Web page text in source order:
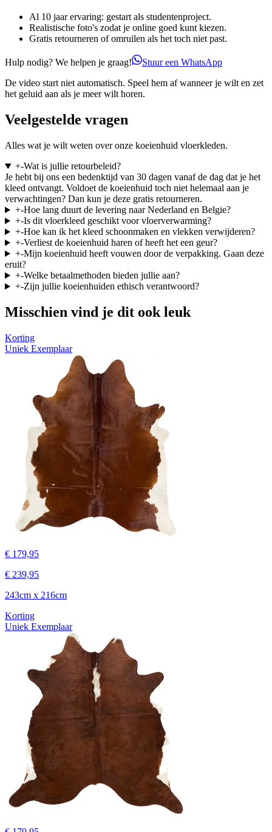
Al 10 jaar ervaring: gestart als studentenproject.
Realistische foto's zodat je online goed kunt kiezen.
Gratis retourneren of omruilen als het toch niet past.
Hulp nodig? We helpen je graag!
Stuur een WhatsApp
De video start niet automatisch. Speel hem af wanneer je wilt en zet
het geluid aan als je meer wilt horen.
Veelgestelde vragen
Alles wat je wilt weten over onze koeienhuid vloerkleden.
+-Wat is jullie retourbeleid?
Je hebt bij ons een bedenktijd van 30 dagen vanaf de dag dat je het
kleed ontvangt. Voldoet de koeienhuid toch niet helemaal aan je
verwachtingen? Dan kun je deze gratis retourneren.
+-Hoe lang duurt de levering naar Nederland en Belgie?
+-Is dit vloerkleed geschikt voor vloerverwarming?
+-Hoe kan ik het kleed schoonmaken en vlekken verwijderen?
+-Verliest de koeienhuid haren of heeft het een geur?
+-Mijn koeienhuid heeft vouwen door de verpakking. Gaan deze
eruit?
+-Welke betaalmethoden bieden jullie aan?
+-Zijn jullie koeienhuiden ethisch verantwoord?
Misschien vind je dit ook leuk
Korting
Uniek Exemplaar
€ 179,95
€ 239,95
243cm x 216cm
Korting
Uniek Exemplaar